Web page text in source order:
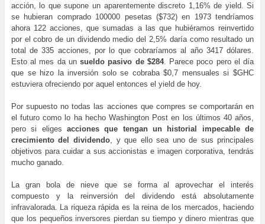
acción, lo que supone un aparentemente discreto 1,16% de yield. Si
se hubieran comprado 100000 pesetas ($732) en 1973 tendríamos
ahora 122 acciones, que sumadas a las que hubiéramos reinvertido
por el cobro de un dividendo medio del 2,5% daría como resultado un
total de 335 acciones, por lo que cobraríamos al año 3417 dólares.
Esto al mes da unsueldo pasivo de $284. Parece poco pero el día
que se hizo la inversión solo se cobraba $0,7 mensuales si $GHC
estuviera ofreciendo por aquel entonces el yield de hoy.
Por supuesto no todas las acciones que compres se comportarán en
el futuro como lo ha hecho Washington Post en los últimos 40 años,
pero si eliges acciones que tengan un historial impecable de
crecimiento del dividendo , y que ello sea uno de sus principales
objetivos para cuidar a sus accionistas e imagen corporativa, tendrás
mucho ganado.
La gran bola de nieve que se forma al aprovechar el interés
compuesto y la reinversión del dividendo está absolutamente
infravalorada. La riqueza rápida es la reina de los mercados, haciendo
que los pequeños inversores pierdan su tiempo y dinero mientras que